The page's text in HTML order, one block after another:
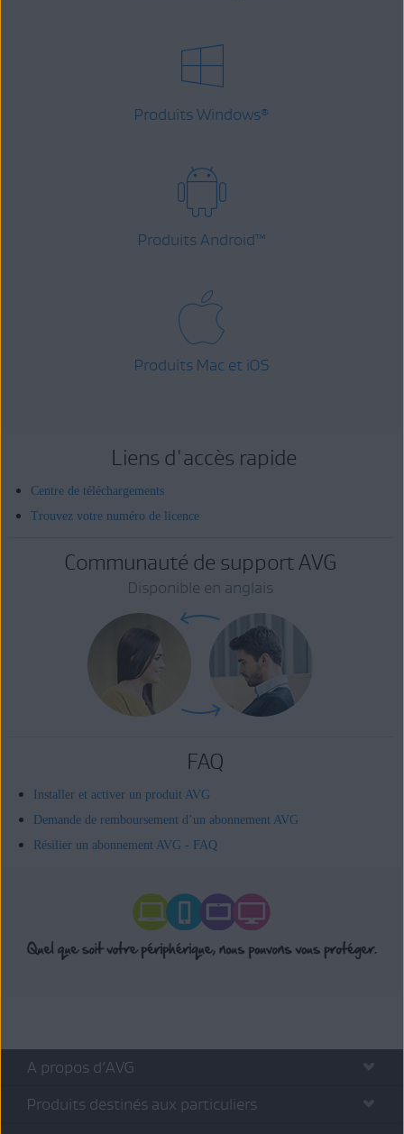
Produits Windows®
Produits Android™
Produits Mac et iOS
Liens d'accès rapide
Centre de téléchargements
Trouvez votre numéro de licence
Communauté de support AVG
Disponible en anglais
FAQ
Installer et activer un produit AVG
Demande de remboursement d’un abonnement AVG
Résilier un abonnement AVG - FAQ
A propos d’AVG
Produits destinés aux particuliers